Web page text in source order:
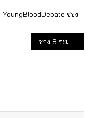
YoungBloodDebate ช่อง
ช่อง 8 ระเบิดศึกการเมืองช่วงเลือกตั้ง ดันรายการ “คุยข่าวการเมือง”